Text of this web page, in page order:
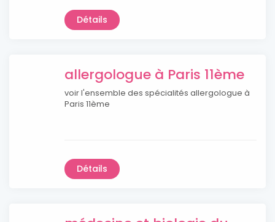
Détails
allergologue à Paris 11ème
voir l'ensemble des spécialités allergologue à
Paris 11ème
Détails